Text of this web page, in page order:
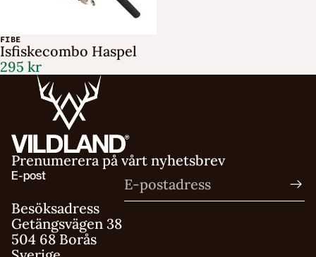
FIBE
Isfiskecombo Haspel
295 kr
Prenumerera på vårt nyhetsbrev
E-post
Besöksadress
Getängsvägen 38
504 68 Borås